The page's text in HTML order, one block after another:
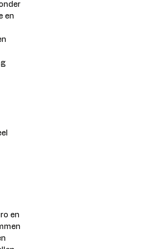
en
en